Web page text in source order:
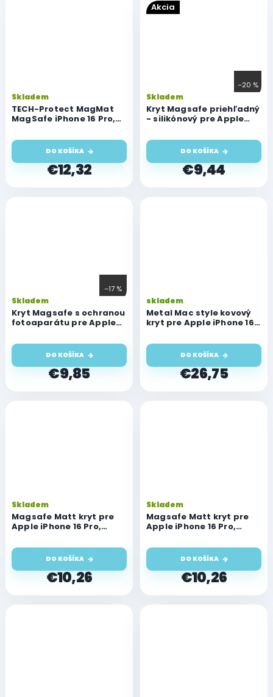
TECH-Protect MagMat
MagSafe iPhone 16 Pro,
Skladem
€12,32
DO KOŠÍKA
Akcia
–20 %
Kryt Magsafe priehľadný
- silikónový pre Apple
Skladem
€9,44
DO KOŠÍKA
–17 %
Kryt Magsafe s ochranou
fotoaparátu pre Apple
Skladem
€9,85
DO KOŠÍKA
Metal Mac style kovový
kryt pre Apple iPhone 16
skladem
€26,75
DO KOŠÍKA
Magsafe Matt kryt pre
Apple iPhone 16 Pro,
Skladem
€10,26
DO KOŠÍKA
Magsafe Matt kryt pre
Apple iPhone 16 Pro,
Skladem
€10,26
DO KOŠÍKA